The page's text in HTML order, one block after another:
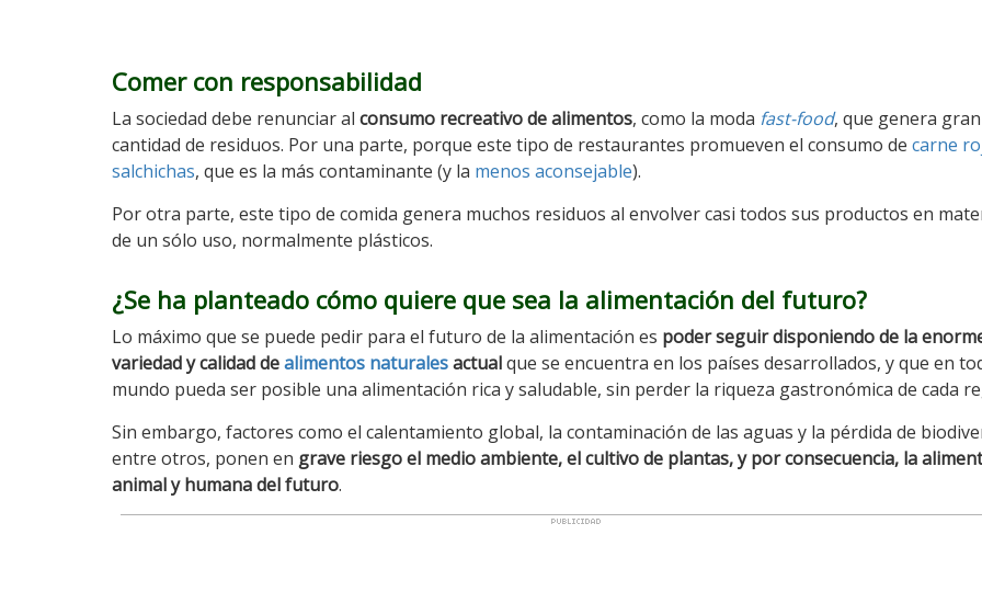
Comer con responsabilidad
La sociedad debe renunciar al consumo recreativo de alimentos, como la moda fast-food, que genera gran
cantidad de residuos. Por una parte, porque este tipo de restaurantes promueven el consumo de carne
salchichas, que es la más contaminante (y la menos aconsejable).
Por otra parte, este tipo de comida genera muchos residuos al envolver casi todos sus productos en
de un sólo uso, normalmente plásticos.
¿Se ha planteado cómo quiere que sea la alimentación del futuro?
Lo máximo que se puede pedir para el futuro de la alimentación es poder seguir disponiendo de la
variedad y calidad dealimentos naturalesactualque se encuentra en los países desarrollados, y que en
mundo pueda ser posible una alimentación rica y saludable, sin perder la riqueza gastronómica de cada
Sin embargo, factores como el calentamiento global, la contaminación de las aguas y la pérdida de
entre otros, ponen en grave riesgo el medio ambiente, el cultivo de plantas, y por consecuencia, la
animal y humana del futuro.